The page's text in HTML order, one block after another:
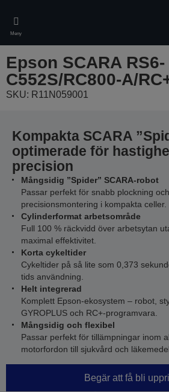
main
content
Meny
Epson SCARA RS6-
C552S/RC800-A/
SKU: R11N059001
Kompakta SCARA
optimerade för
precision
Mångsidig ”Spider” SCARA-robot
Passar perfekt för snabb plockning
precisionsmontering i kompakta celler.
Cylinderformat arbetsområde
Full 100 % räckvidd över arbetsytan
maximal effektivitet.
Korta cykeltider
Cykeltider på så lite som 0,373
tids användning.
Helt integrerad
Komplett Epson-ekosystem – robot,
GYROPLUS och RC+-programvara.
Mångsidig och flexibel
Passar perfekt för tillämpningar inom
motorfordon till sjukvård och läkemedel.
Begär att få bli